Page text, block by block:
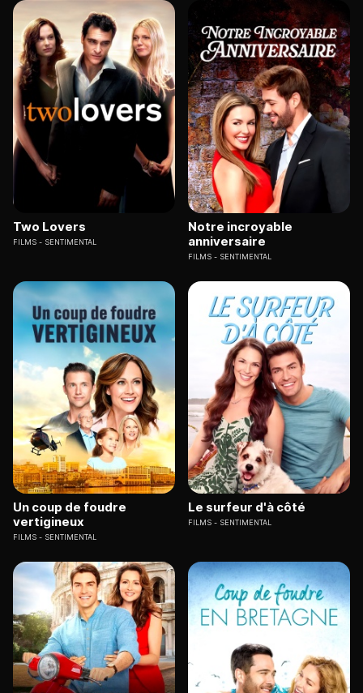
Two Lovers
FILMS SENTIMENTAL
Notre incroyable
anniversaire
FILMS SENTIMENTAL
Un coup de foudre
vertigineux
FILMS SENTIMENTAL
Le surfeur d'à côté
FILMS SENTIMENTAL